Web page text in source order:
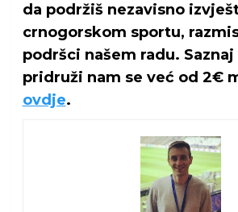
da podržiš nezavisno
crnogorskom sportu,
podršci našem radu. Saznaj
pridruži nam se već od 2€
ovdje.